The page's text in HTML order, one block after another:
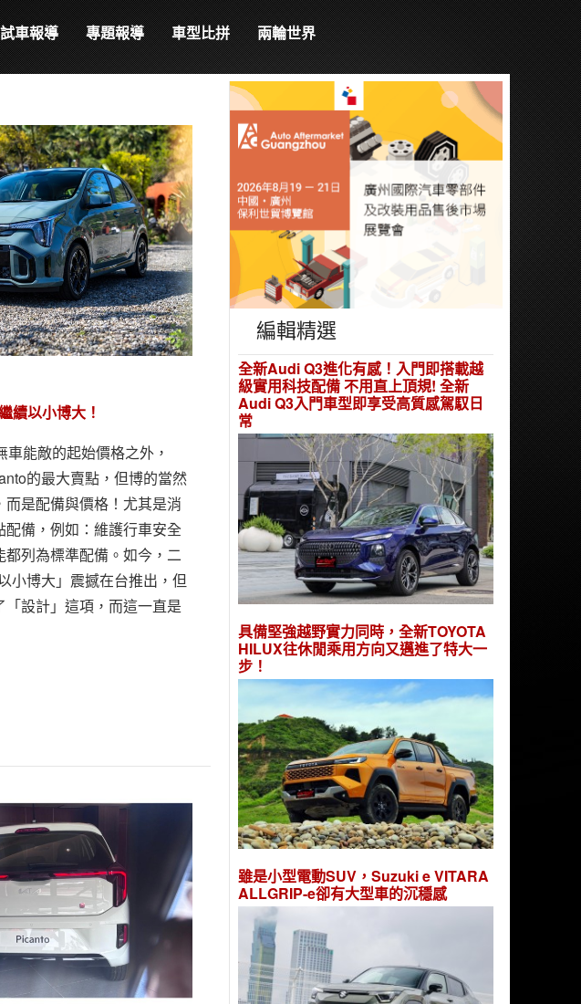
試車報導 專題報導 車型比拼 兩輪世界
續以小博大！
能敵的起始價格之外，
的最大賣點，但博的當然
是配備與價格！尤其是消
備，例如：維護行車安全
列為標準配備。如今，二
小博大」震撼在台推出，但
「設計」這項，而這一直是
編輯精選
全新Audi Q3進化有感！入門即搭載越
級實用科技配備 不用直上頂規! 全新
Audi Q3入門車型即享受高質感駕馭日
常
具備堅強越野實力同時，全新TOYOTA
HILUX往休閒乘用方向又邁進了特大一
步！
雖是小型電動SUV，Suzuki e VITARA
ALLGRIP-e卻有大型車的沉穩感